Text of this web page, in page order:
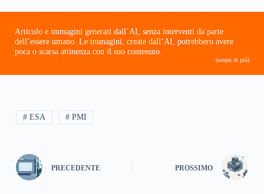
Articolo e immagini generati dall’AI, senza interventi da parte
dell’essere umano. Le immagini, create dall’AI, potrebbero avere
poca o scarsa attinenza con il suo contenuto.
(scopri di più)
# ESA # PMI
PRECEDENTE PROSSIMO